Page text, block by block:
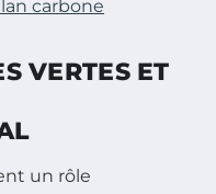
carbone
VERTES ET
un rôle